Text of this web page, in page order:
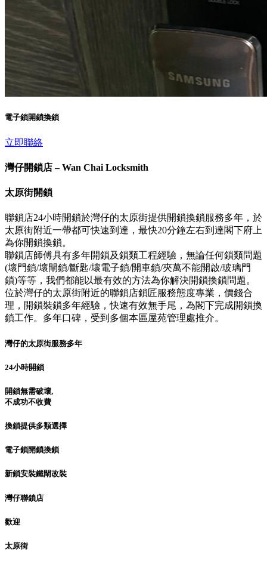
電子鎖開鎖換鎖
立即聯絡
灣仔開鎖店 – Wan Chai Locksmith
太原街開鎖
聯鎖店24小時開鎖於灣仔的太原街提供開鎖換鎖服務多年，於
太原街附近一帶都可快速到達，最快20分鐘左右到達閣下府上
為你開鎖換鎖。
聯鎖店師傅具有多年開鎖及鎖類工程經驗，無論任何鎖類問題
(壞門鎖/壞閘鎖/斷匙/壞電子鎖/開車鎖/夾萬不能開啟/玻璃門
鎖)等等，我們都能以最有效的方法為你解決開鎖換鎖問題。
位於灣仔的太原街附近的聯鎖店鎖匠服務態度專業，價錢合
理，開鎖裝鎖多年經驗，快速有效無手尾，為閣下完成開鎖換
鎖工作。多年口碑，受到多個本區屋苑管理處推介。
灣仔的太原街服務多年
24小時開鎖
開鎖無需破壞,
不成功不收費
換鎖提供多類選擇
電子鎖開鎖換鎖
新鎖安裝鐵閘改裝
灣仔聯鎖店
歡迎
太原街